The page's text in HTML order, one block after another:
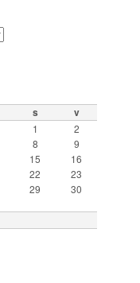
s v
1
2
8
9
15
16
22
23
29
30